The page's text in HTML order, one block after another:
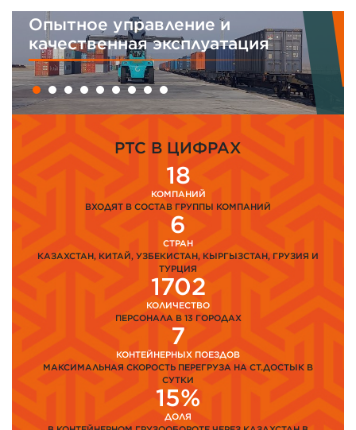
Опытное управление и
качественная эксплуатация
PTC В ЦИФРАХ
18
КОМПАНИЙ
ВХОДЯТ В СОСТАВ ГРУППЫ КОМПАНИЙ
6
СТРАН
КАЗАХСТАН, КИТАЙ, УЗБЕКИСТАН, КЫРГЫЗСТАН, ГРУЗИЯ И
ТУРЦИЯ
1702
КОЛИЧЕСТВО
ПЕРСОНАЛА В 13 ГОРОДАХ
7
КОНТЕЙНЕРНЫХ ПОЕЗДОВ
МАКСИМАЛЬНАЯ СКОРОСТЬ ПЕРЕГРУЗА НА СТ.ДОСТЫК В
СУТКИ
15%
ДОЛЯ